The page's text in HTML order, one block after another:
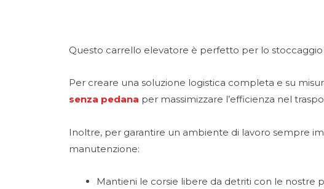
Questo carrello elevatore è perfetto per lo
Per creare una soluzione logistica completa e su
senza pedana per massimizzare l’efficienza nel
Inoltre, per garantire un ambiente di lavoro sempre
manutenzione:
Mantieni le corsie libere da detriti con le nostre